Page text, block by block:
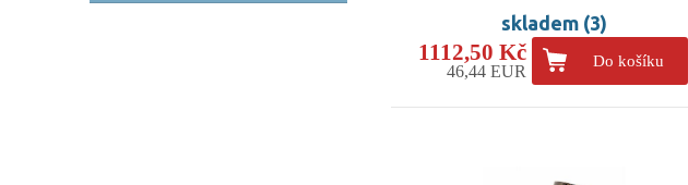
skladem (3)
1112,50 Kč
46,44 EUR
Do košíku